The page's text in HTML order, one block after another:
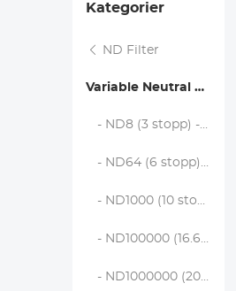
Kategorier
ND Filter
Variable Neutral Density (Solid)
- ND8 (3 stopp) - Nano-Xcel
- ND64 (6 stopp) - Nano-Xcel
- ND1000 (10 stopp) - Nano-Xcel
- ND100000 (16.6 stopp) - Nano-Xcel
- ND1000000 (20 stopp) - Nano-Xcel